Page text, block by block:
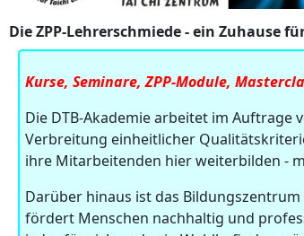
Die ZPP-Lehrerschmiede - ein Zuhause
Kurse, Seminare, ZPP-Module,
Die DTB-Akademie arbeitet im Auftrage
Verbreitung einheitlicher
ihre Mitarbeitenden hier weiterbilden -
Darüber hinaus ist das
fördert Menschen nachhaltig und